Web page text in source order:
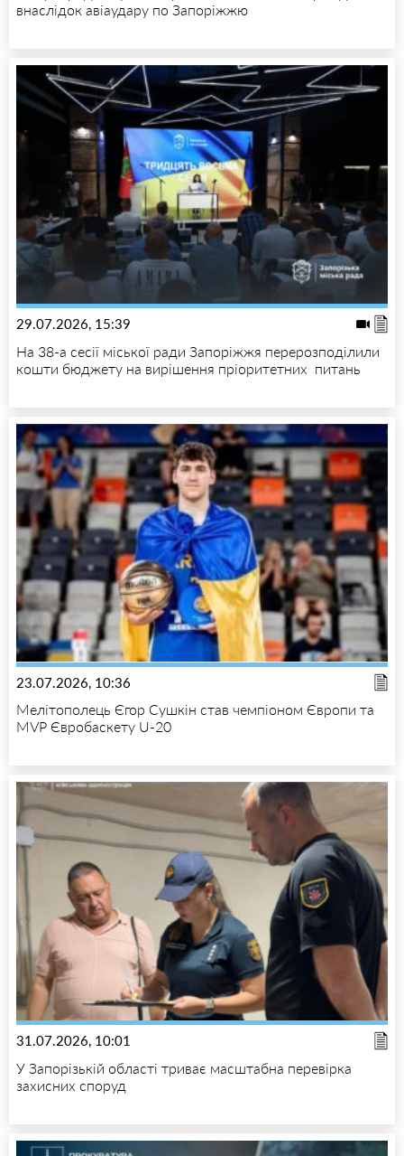
внаслідок авіаудару по Запоріжжю
29.07.2026, 15:39
На 38-а сесії міської ради Запоріжжя перерозподілили
кошти бюджету на вирішення пріоритетних питань
23.07.2026, 10:36
Мелітополець Єгор Сушкін став чемпіоном Європи та
MVP Євробаскету U-20
31.07.2026, 10:01
У Запорізькій області триває масштабна перевірка
захисних споруд